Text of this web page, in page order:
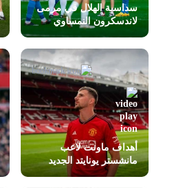
سداسية الهلال في مرمى
لاندسكرون النمساوي
أهداف ماونت لاعب
مانشستر يونايتد الجديد